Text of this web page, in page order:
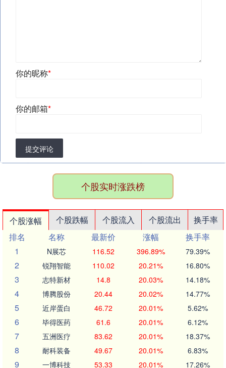
你的昵称*
你的邮箱*
提交评论
个股实时涨跌榜
个股涨幅 个股跌幅 个股流入 个股流出
换手率
排名
名称 最新价 涨幅
换手率
1
N展芯 116.52 396.89% 79.39%
2 锐翔智能 110.02 20.21% 16.80%
3 志特新材 14.8 20.03% 14.18%
4 博腾股份 20.44 20.02% 14.77%
5 近岸蛋白 46.72 20.01% 5.62%
6 毕得医药 61.6 20.01% 6.12%
7 五洲医疗 83.62 20.01% 18.37%
8 耐科装备 49.67 20.01% 6.83%
9 一博科技 53.33 20.01% 17.26%